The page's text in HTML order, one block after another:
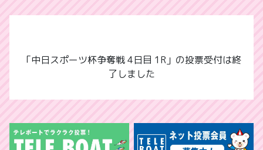
「中日スポーツ杯争奪戦 4日目 1R」の投票受付は終
了しました